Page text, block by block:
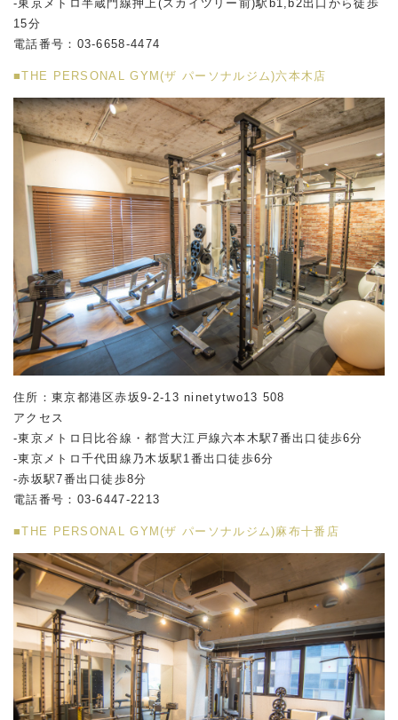
-東京メトロ半蔵門線押上(スカイツリー前)駅b1,b2出口から徒歩
15分
電話番号：03-6658-4474
■THE PERSONAL GYM(ザ パーソナルジム)六本木店
住所：東京都港区赤坂9-2-13 ninetytwo13 508
アクセス
-東京メトロ日比谷線・都営大江戸線六本木駅7番出口徒歩6分
-東京メトロ千代田線乃木坂駅 1番出口徒歩6分
-赤坂駅7番出口徒歩8分
電話番号： 03-6447-2213
■THE PERSONAL GYM(ザ パーソナルジム)麻布十番店